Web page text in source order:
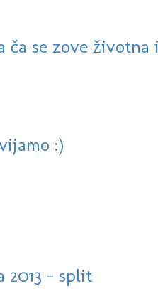
ča se zove životna
:)
2013 - split